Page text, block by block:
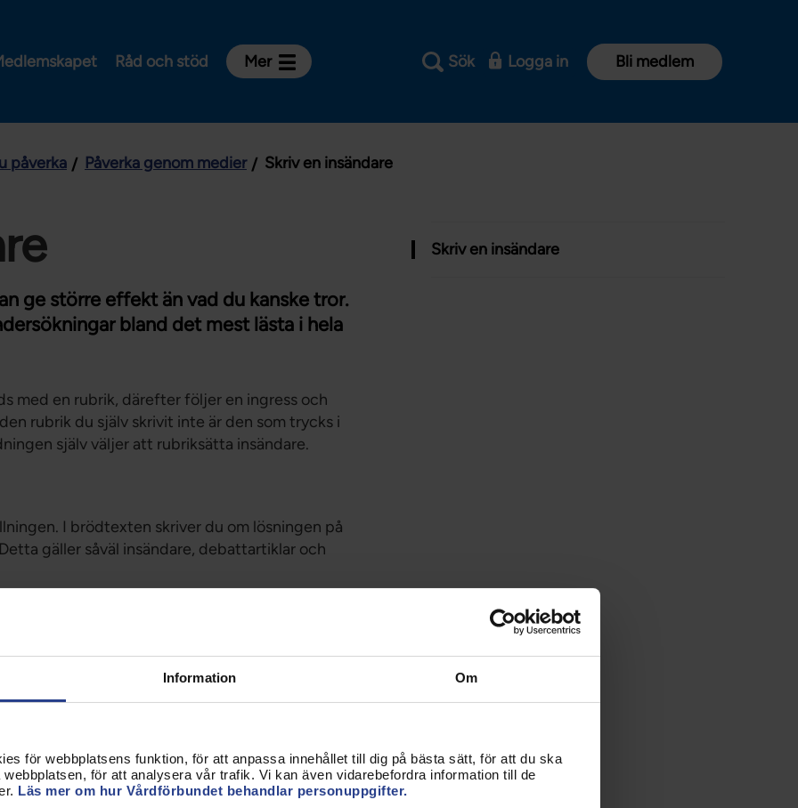
Information Om
för webbplatsens funktion, för att anpassa innehållet till dig på bästa sätt, för att du ska
för att analysera vår trafik. Vi kan även vidarebefordra information till de
Läs mer om hur Vårdförbundet behandlar personuppgifter.
Råd och stöd Mer
Om Vårdförbundet
Sjuksköterska
Barnmorska
Förtroendevald
Student
Chef
Sök Logga in Bli medlem
påverka Påverka genom medier Skriv en insändare
Skriv en insändare
ge större effekt än vad du kanske tror.
bland det mest lästa i hela
med en rubrik, därefter följer en ingress och
rubrik du själv skrivit inte är den som trycks i
själv väljer att rubriksätta insändare.
I brödtexten skriver du om lösningen på
gäller såväl insändare, debattartiklar och